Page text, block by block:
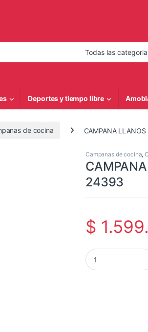
Deportes y tiempo libre
de cocina CAMPANA
Campanas de cocina,
24393
$
CAMPANA